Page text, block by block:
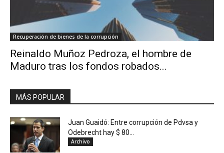
Recuperación de bienes de la corrupción
Reinaldo Muñoz Pedroza, el hombre de
Maduro tras los fondos robados...
MÁS POPULAR
Juan Guaidó: Entre corrupción de Pdvsa y
Odebrecht hay $ 80...
Archivo